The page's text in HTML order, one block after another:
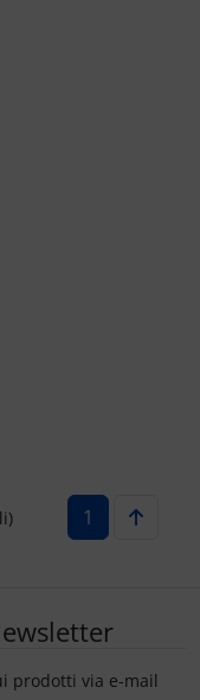
1
prodotti via e-mail